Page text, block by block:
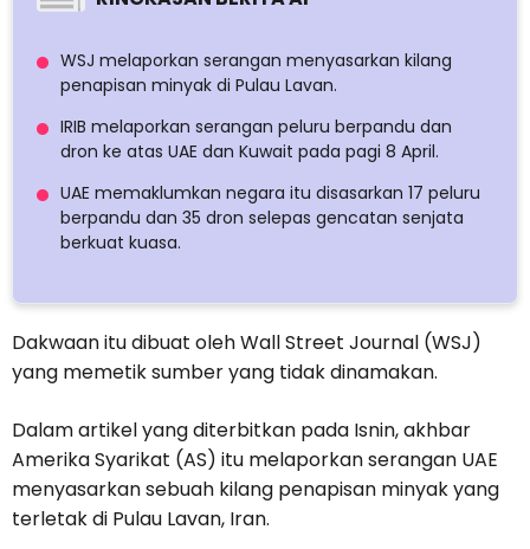
WSJ melaporkan serangan menyasarkan kilang
penapisan minyak di Pulau Lavan.
IRIB melaporkan serangan peluru berpandu dan
dron ke atas UAE dan Kuwait pada pagi 8 April.
UAE memaklumkan negara itu disasarkan 17 peluru
berpandu dan 35 dron selepas gencatan senjata
berkuat kuasa.
Dakwaan itu dibuat oleh Wall Street Journal (WSJ)
yang memetik sumber yang tidak dinamakan.
Dalam artikel yang diterbitkan pada Isnin, akhbar
Amerika Syarikat (AS) itu melaporkan serangan UAE
menyasarkan sebuah kilang penapisan minyak yang
terletak di Pulau Lavan, Iran.